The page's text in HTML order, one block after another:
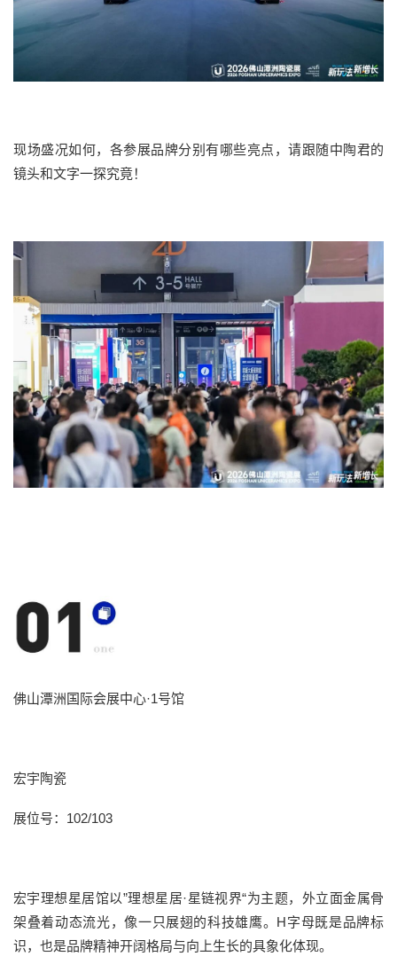
现场盛况如何，各参展品牌分别有哪些亮点，请跟随中陶君的
镜头和文字一探究竟！
佛山潭洲国际会展中心·1号馆
宏宇陶瓷
展位号： 102/103
宏宇理想星居馆以”理想星居·星链视界“为主题，外立面金属骨
架叠着动态流光，像一只展翅的科技雄鹰。 H字母既是品牌标
识，也是品牌精神开阔格局与向上生长的具象化体现。